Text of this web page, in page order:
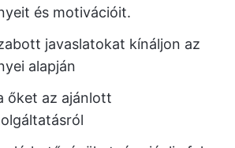
és motivációit.
javaslatokat kínáljon az
alapján
őket az ajánlott